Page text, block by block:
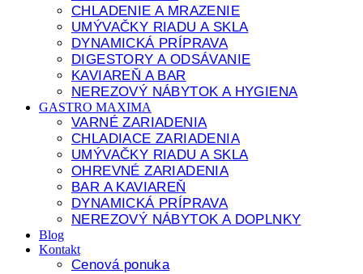
CHLADENIE A MRAZENIE
UMÝVAČKY RIADU A SKLA
DYNAMICKÁ PRÍPRAVA
DIGESTORY A ODSÁVANIE
KAVIAREŇ A BAR
NEREZOVÝ NÁBYTOK A HYGIENA
GASTRO MAXIMA
VARNÉ ZARIADENIA
CHLADIACE ZARIADENIA
UMÝVAČKY RIADU A SKLA
OHREVNÉ ZARIADENIA
BAR A KAVIAREŇ
DYNAMICKÁ PRÍPRAVA
NEREZOVÝ NÁBYTOK A DOPLNKY
Blog
Kontakt
Cenová ponuka